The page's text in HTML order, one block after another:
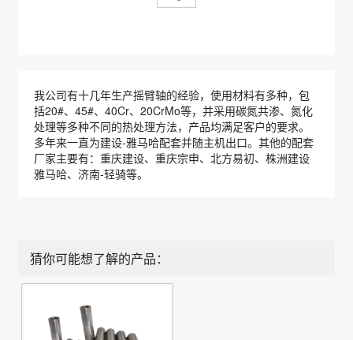
我公司有十几年生产摇臂轴的经验，使用材料有多种，包
括20#、45#、40Cr、20CrMo等，并采用碳氮共渗、氮化
处理等多种不同的热处理方法，产品均满足客户的要求。
多年来一直为建设-雅马哈配套并随主机出口。其他的配套
厂家主要有：重庆建设、重庆宗申、北方易初、株洲建设
雅马哈、济南-轻骑等。
猜你可能想了解的产品：